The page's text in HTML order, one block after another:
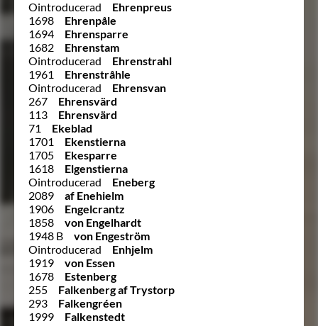
Ointroducerad
Ehrenpreus
1698
Ehrenpåle
1694
Ehrensparre
1682
Ehrenstam
Ointroducerad
Ehrenstrahl
1961
Ehrenstråhle
Ointroducerad
Ehrensvan
267
Ehrensvärd
113
Ehrensvärd
71
Ekeblad
1701
Ekenstierna
1705
Ekesparre
1618
Elgenstierna
Ointroducerad
Eneberg
2089
af Enehielm
1906
Engelcrantz
1858
von Engelhardt
1948 B
von Engeström
Ointroducerad
Enhjelm
1919
von Essen
1678
Estenberg
255
Falkenberg af Trystorp
293
Falkengréen
1999
Falkenstedt